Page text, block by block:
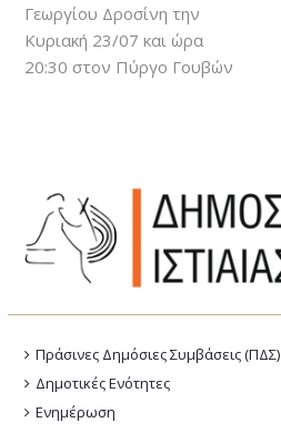
Γεωργίου Δροσίνη την
Κυριακή 23/07 και ώρα
20:30 στον Πύργο Γουβών
Πράσινες Δημόσιες Συμβάσεις (ΠΔΣ)
Δημοτικές Ενότητες
Ενημέρωση